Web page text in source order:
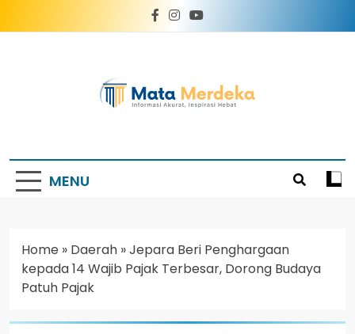
MENU
Home » Daerah »Jepara Beri Penghargaan
kepada 14 Wajib Pajak Terbesar, Dorong Budaya
Patuh Pajak